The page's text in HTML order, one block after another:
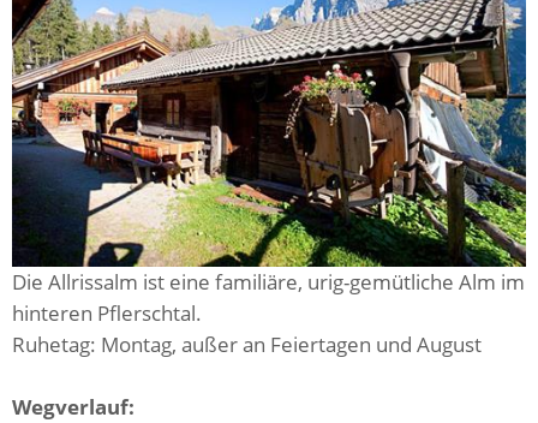
Die Allrissalm ist eine familiäre, urig-gemütliche Alm im
hinteren Pflerschtal.
Ruhetag: Montag, außer an Feiertagen und August
Wegverlauf: